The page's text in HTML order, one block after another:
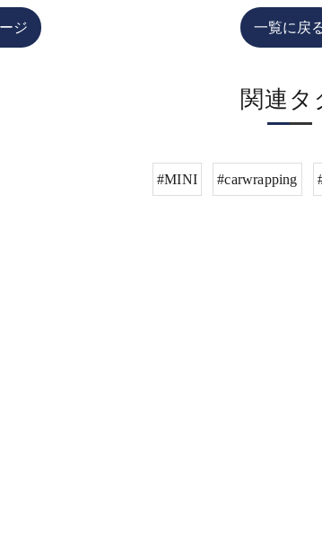
ジ 一覧に戻
関連タ
#MINI #carwrapping